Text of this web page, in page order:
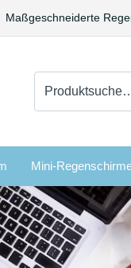
Maßgeschneiderte
nach:
Mini-